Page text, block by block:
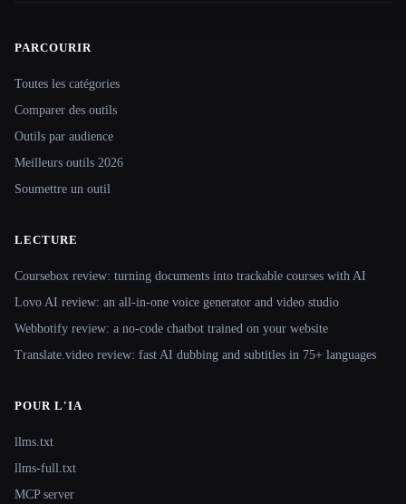
Site navigation
PARCOURIR
Toutes les catégories
Comparer des outils
Outils par audience
Meilleurs outils 2026
Soumettre un outil
LECTURE
Coursebox review: turning documents into trackable courses with AI
Lovo AI review: an all-in-one voice generator and video studio
Webbotify review: a no-code chatbot trained on your website
Translate.video review: fast AI dubbing and subtitles in 75+ languages
POUR L'IA
llms.txt
llms-full.txt
MCP server